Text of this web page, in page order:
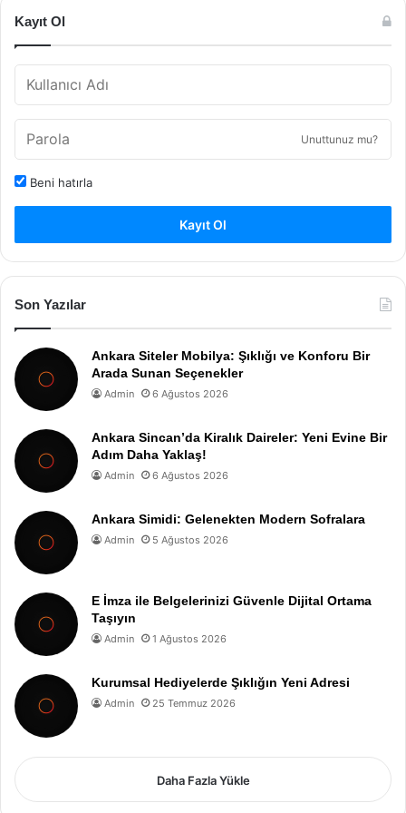
Kayıt Ol
Unuttunuz mu?
Beni hatırla
Kayıt Ol
Son Yazılar
Ankara Siteler Mobilya: Şıklığı ve Konforu Bir
Arada Sunan Seçenekler
Admin 6 Ağustos 2026
Ankara Sincan’da Kiralık Daireler: Yeni Evine Bir
Adım Daha Yaklaş!
Admin 6 Ağustos 2026
Ankara Simidi: Gelenekten Modern Sofralara
Admin 5 Ağustos 2026
E İmza ile Belgelerinizi Güvenle Dijital Ortama
Taşıyın
Admin 1 Ağustos 2026
Kurumsal Hediyelerde Şıklığın Yeni Adresi
Admin 25 Temmuz 2026
Daha Fazla Yükle